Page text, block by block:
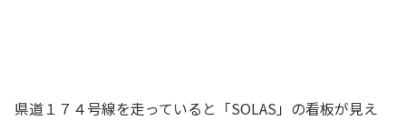
県道１７４号線を走っていると「SOLAS」の看板が見え